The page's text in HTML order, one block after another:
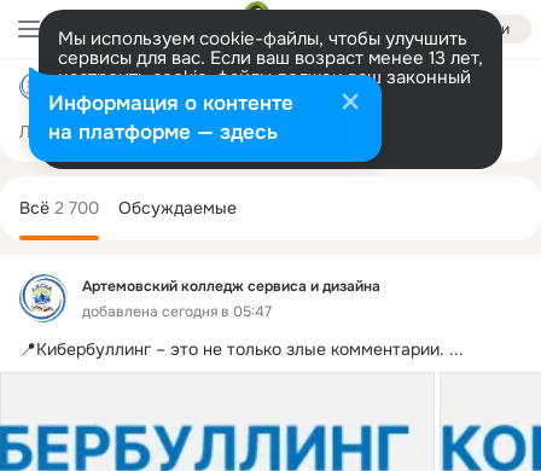
Войти
Мы используем cookie-файлы, чтобы улучшить
сервисы для вас. Если ваш возраст менее 13 лет,
настроить cookie-файлы должен ваш законный
представитель. Больше информации
Разрешить все Настроить
Артемовский колледж сервиса и дизайна
Лента Участники 199 Темы 2.7K
Артемовский колледж сервиса и дизайна
добавлена сегодня в 05:47
📍Кибербуллинг – это не только злые комментарии. ...
колонка
Всё 2 700 Обсуждаемые
Информация о контенте
на платформе — здесь